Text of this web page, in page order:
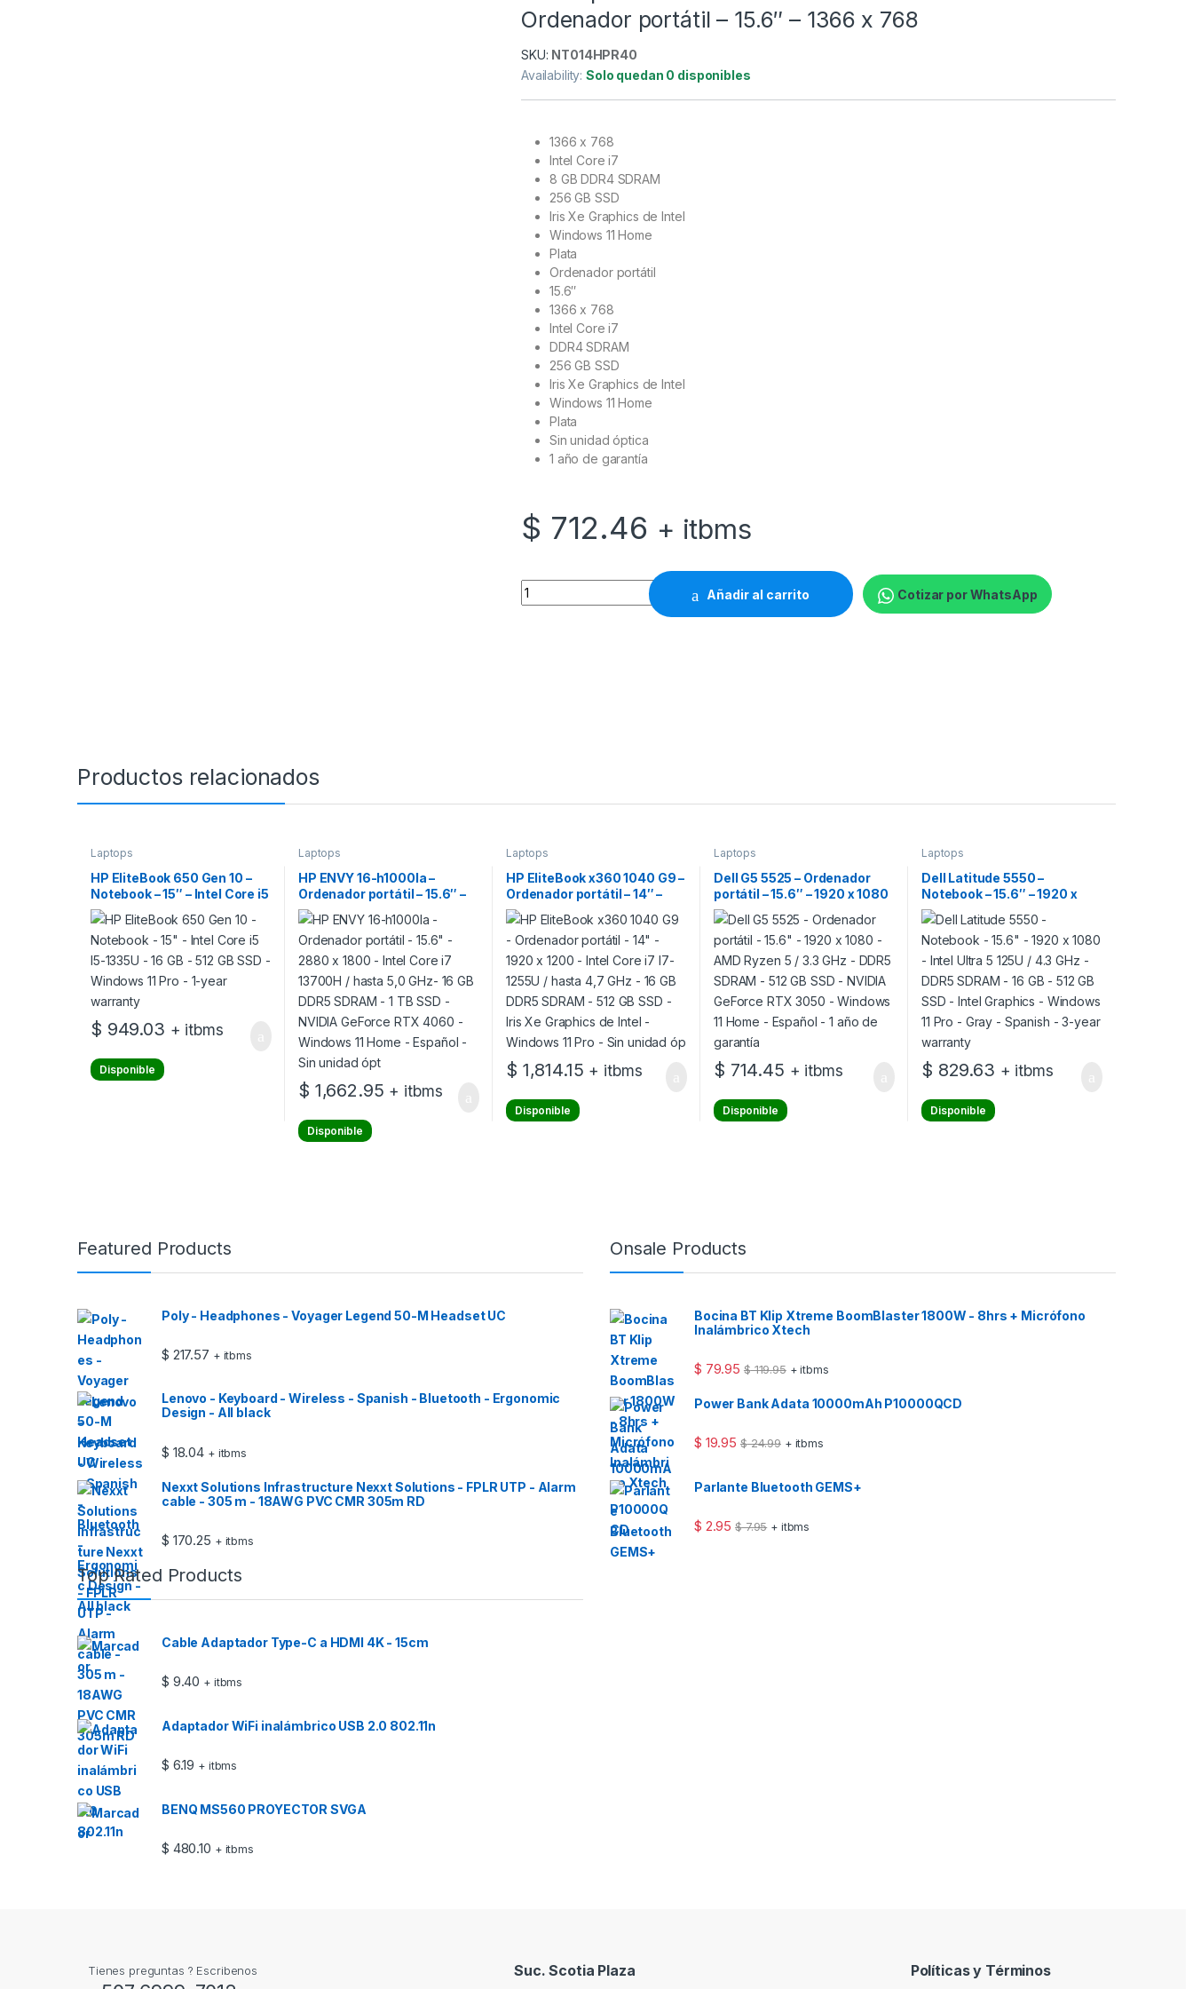
Ordenador portátil – 15.6″ – 1366 x 768
SKU: NT014HPR40
Availability:Solo quedan 0 disponibles
1366 x 768
Intel Core i7
8 GB DDR4 SDRAM
256 GB SSD
Iris Xe Graphics de Intel
Windows 11 Home
Plata
Ordenador portátil
15.6″
1366 x 768
Intel Core i7
DDR4 SDRAM
256 GB SSD
Iris Xe Graphics de Intel
Windows 11 Home
Plata
Sin unidad óptica
1 año de garantía
$ 712.46 + itbms
HP 15-dy5008la - Ordenador portátil - 15.6" - 1366 x 768 - Intel Core i7 - 8 GB DDR4 SDRAM - 256 GB
Añadir al carrito Cotizar por WhatsApp
Productos relacionados
Laptops
HP EliteBook 650 Gen 10 –
Notebook – 15″ – Intel Core i5
I5-1335U – 16 GB – 512 GB
SSD – Windows 11 Pro – 1-
year warranty
$ 949.03 + itbms
Disponible
Laptops
HP ENVY 16-h1000la –
Ordenador portátil – 15.6″ –
2880 x 1800 – Intel Core i7
13700H / hasta 5,0 GHz- 16
GB DDR5 SDRAM – 1 TB SSD
– NVIDIA GeForce RTX 4060
– Windows 11 Home –
Español – Sin unidad ópt
$ 1,662.95 + itbms
Disponible
Laptops
HP EliteBook x360 1040 G9 –
Ordenador portátil – 14″ –
1920 x 1200 – Intel Core i7 I7-
1255U / hasta 4,7 GHz – 16
GB DDR5 SDRAM – 512 GB
SSD – Iris Xe Graphics de
Intel – Windows 11 Pro – Sin
unidad óp
$ 1,814.15 + itbms
Disponible
Laptops
Dell G5 5525 – Ordenador
portátil – 15.6″ – 1920 x 1080
– AMD Ryzen 5 / 3.3 GHz –
DDR5 SDRAM – 512 GB SSD –
NVIDIA GeForce RTX 3050 –
Windows 11 Home – Español
– 1 año de garantía
$ 714.45 + itbms
Disponible
Laptops
Dell Latitude 5550 –
Notebook – 15.6″ – 1920 x
1080 – Intel Ultra 5 125U / 4.3
GHz – DDR5 SDRAM – 16 GB –
512 GB SSD – Intel Graphics –
Windows 11 Pro – Gray –
Spanish – 3-year warranty
$ 829.63 + itbms
Disponible
Featured Products
Poly - Headphones - Voyager Legend 50-M Headset UC
$ 217.57 + itbms
Lenovo - Keyboard - Wireless - Spanish - Bluetooth - Ergonomic
Design - All black
$ 18.04 + itbms
Nexxt Solutions Infrastructure Nexxt Solutions - FPLR UTP - Alarm
cable - 305 m - 18AWG PVC CMR 305m RD
$ 170.25 + itbms
Onsale Products
Bocina BT Klip Xtreme BoomBlaster 1800W - 8hrs + Micrófono
Inalámbrico Xtech
$ 79.95 $119.95 + itbms
Power Bank Adata 10000mAh P10000QCD
$ 19.95 $24.99 + itbms
Parlante Bluetooth GEMS+
$ 2.95 $7.95 + itbms
Top Rated Products
Cable Adaptador Type-C a HDMI 4K - 15cm
$ 9.40 + itbms
Adaptador WiFi inalámbrico USB 2.0 802.11n
$ 6.19 + itbms
BENQ MS560 PROYECTOR SVGA
$ 480.10 + itbms
Tienes preguntas ? Escribenos Suc. Scotia Plaza Políticas y Términos